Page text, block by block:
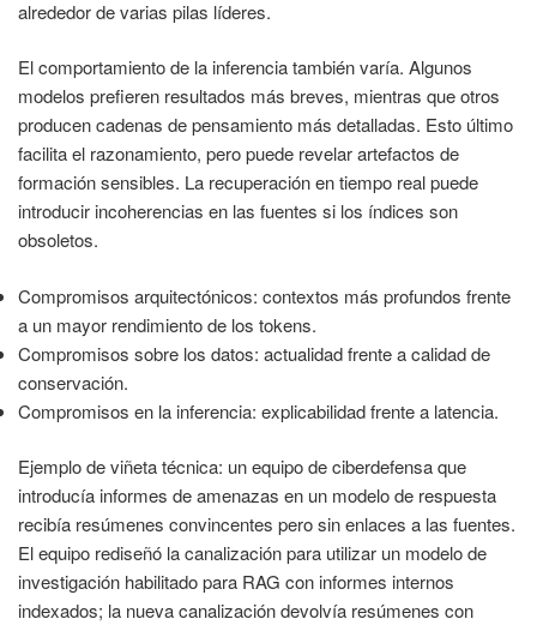
alrededor de varias pilas líderes.
El comportamiento de la inferencia también varía. Algunos
modelos prefieren resultados más breves, mientras que otros
producen cadenas de pensamiento más detalladas. Esto último
facilita el razonamiento, pero puede revelar artefactos de
formación sensibles. La recuperación en tiempo real puede
introducir incoherencias en las fuentes si los índices son
obsoletos.
Compromisos arquitectónicos: contextos más profundos frente
a un mayor rendimiento de los tokens.
Compromisos sobre los datos: actualidad frente a calidad de
conservación.
Compromisos en la inferencia: explicabilidad frente a latencia.
Ejemplo de viñeta técnica: un equipo de ciberdefensa que
introducía informes de amenazas en un modelo de respuesta
recibía resúmenes convincentes pero sin enlaces a las fuentes.
El equipo rediseñó la canalización para utilizar un modelo de
investigación habilitado para RAG con informes internos
indexados; la nueva canalización devolvía resúmenes con